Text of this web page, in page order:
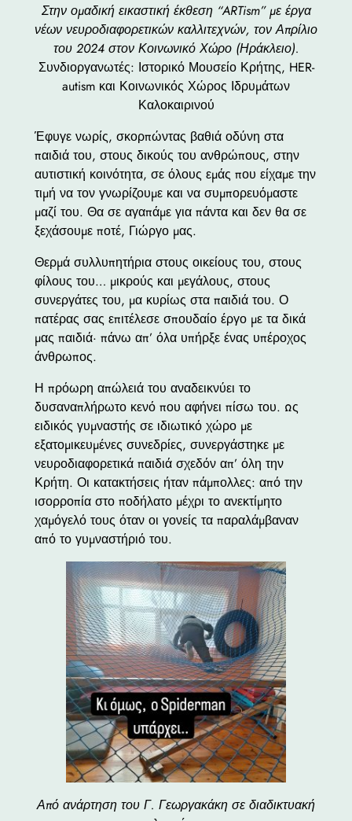
Στην ομαδική εικαστική έκθεση “ARTism” με έργα
νέων νευροδιαφορετικών καλλιτεχνών, τον Απρίλιο
του 2024 στον Κοινωνικό Χώρο (Ηράκλειο).
Συνδιοργανωτές: Ιστορικό Μουσείο Κρήτης, HER-
autism και Κοινωνικός Χώρος Ιδρυμάτων
Καλοκαιρινού
Έφυγε νωρίς, σκορπώντας βαθιά οδύνη στα
παιδιά του, στους δικούς του ανθρώπους, στην
αυτιστική κοινότητα, σε όλους εμάς που είχαμε την
τιμή να τον γνωρίζουμε και να συμπορευόμαστε
μαζί του. Θα σε αγαπάμε για πάντα και δεν θα σε
ξεχάσουμε ποτέ, Γιώργο μας.
Θερμά συλλυπητήρια στους οικείους του, στους
φίλους του… μικρούς και μεγάλους, στους
συνεργάτες του, μα κυρίως στα παιδιά του. Ο
πατέρας σας επιτέλεσε σπουδαίο έργο με τα δικά
μας παιδιά· πάνω απ’ όλα υπήρξε ένας υπέροχος
άνθρωπος.
Η πρόωρη απώλειά του αναδεικνύει το
δυσαναπλήρωτο κενό που αφήνει πίσω του. Ως
ειδικός γυμναστής σε ιδιωτικό χώρο με
εξατομικευμένες συνεδρίες, συνεργάστηκε με
νευροδιαφορετικά παιδιά σχεδόν απ’ όλη την
Κρήτη. Οι κατακτήσεις ήταν πάμπολλες: από την
ισορροπία στο ποδήλατο μέχρι το ανεκτίμητο
χαμόγελό τους όταν οι γονείς τα παραλάμβαναν
από το γυμναστήριό του.
Από ανάρτηση του Γ. Γεωργακάκη σε διαδικτυακή